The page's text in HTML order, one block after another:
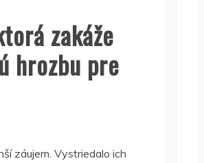
zakáže
hrozbu pre
záujem. Vystriedalo ich